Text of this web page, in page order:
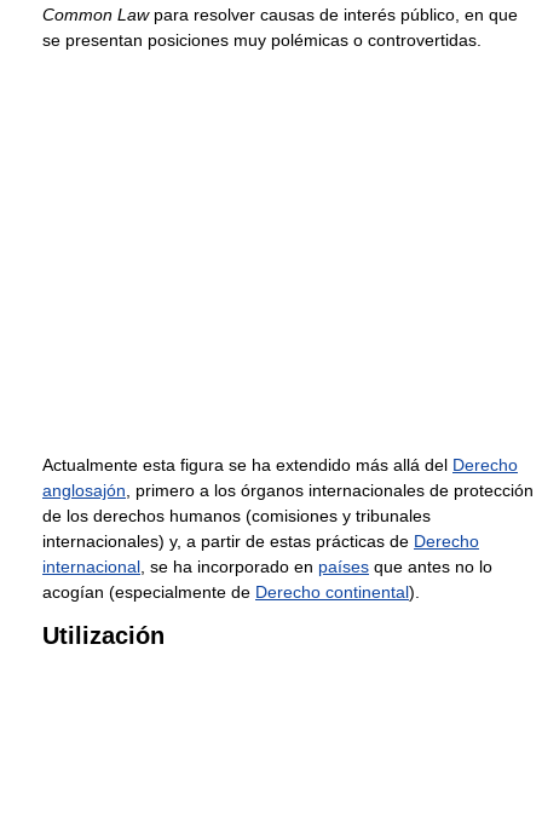
Common Lawpara resolver causas de interés público, en que
se presentan posiciones muy polémicas o controvertidas.
Actualmente esta figura se ha extendido más allá del Derecho
anglosajón , primero a los órganos internacionales de protección
de los derechos humanos (comisiones y tribunales
internacionales) y, a partir de estas prácticas de Derecho
internacional , se ha incorporado en países que antes no lo
acogían (especialmente de Derecho continental).
Utilización